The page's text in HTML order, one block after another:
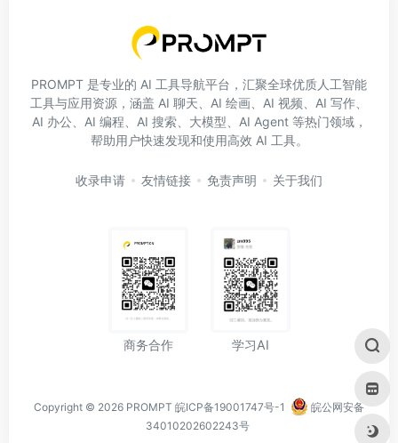
PROMPT 是专业的 AI 工具导航平台，汇聚全球优质人工智能
工具与应用资源，涵盖 AI 聊天、AI 绘画、AI 视频、AI 写作、
AI 办公、AI 编程、AI 搜索、大模型、AI Agent 等热门领域，
帮助用户快速发现和使用高效 AI 工具。
收录申请 友情链接 免责声明 关于我们
商务合作 学习AI
Copyright © 2026 PROMPT 皖ICP备19001747号-1
皖公网安备
34010202602243号